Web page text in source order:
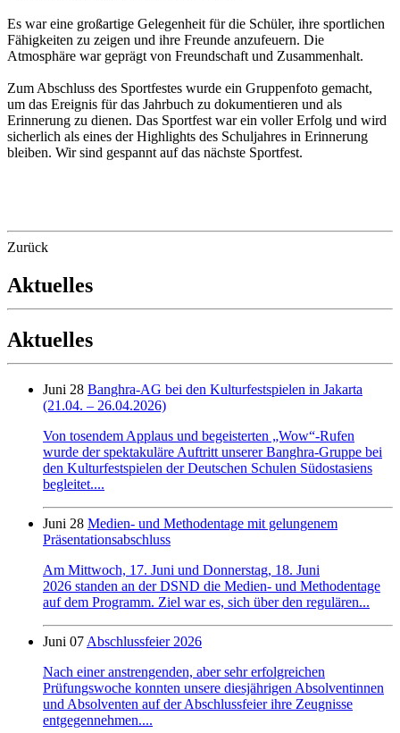
Es war eine großartige Gelegenheit für die Schüler, ihre sportlichen
Fähigkeiten zu zeigen und ihre Freunde anzufeuern. Die
Atmosphäre war geprägt von Freundschaft und Zusammenhalt.
Zum Abschluss des Sportfestes wurde ein Gruppenfoto gemacht,
um das Ereignis für das Jahrbuch zu dokumentieren und als
Erinnerung zu dienen. Das Sportfest war ein voller Erfolg und wird
sicherlich als eines der Highlights des Schuljahres in Erinnerung
bleiben. Wir sind gespannt auf das nächste Sportfest.
Zurück
Aktuelles
Aktuelles
Juni 28 Banghra-AG bei den Kulturfestspielen in Jakarta
(21.04. – 26.04.2026)
Von tosendem Applaus und begeisterten „Wow“-Rufen
wurde der spektakuläre Auftritt unserer Banghra-Gruppe bei
den Kulturfestspielen der Deutschen Schulen Südostasiens
begleitet....
Juni 28 Medien- und Methodentage mit gelungenem
Präsentationsabschluss
Am Mittwoch, 17. Juni und Donnerstag, 18. Juni
2026 standen an der DSND die Medien- und Methodentage
auf dem Programm. Ziel war es, sich über den regulären...
Juni 07Abschlussfeier 2026
Nach einer anstrengenden, aber sehr erfolgreichen
Prüfungswoche konnten unsere diesjährigen Absolventinnen
und Absolventen auf der Abschlussfeier ihre Zeugnisse
entgegennehmen....